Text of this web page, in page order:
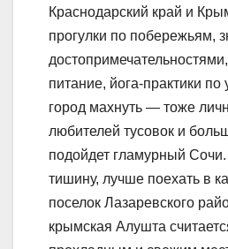
Краснодарский край и
прогулки по побережьям,
питание, йога-практики по
город махнуть — тоже
любителей тусовок и
подойдет гламурный
тишину, лучше поехать в
поселок Лазаревского
крымская Алушта